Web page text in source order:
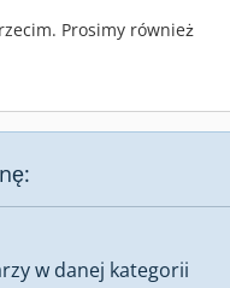
Prosimy również
w danej kategorii